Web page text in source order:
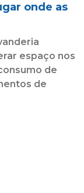
onde as
espaço nos
de
de